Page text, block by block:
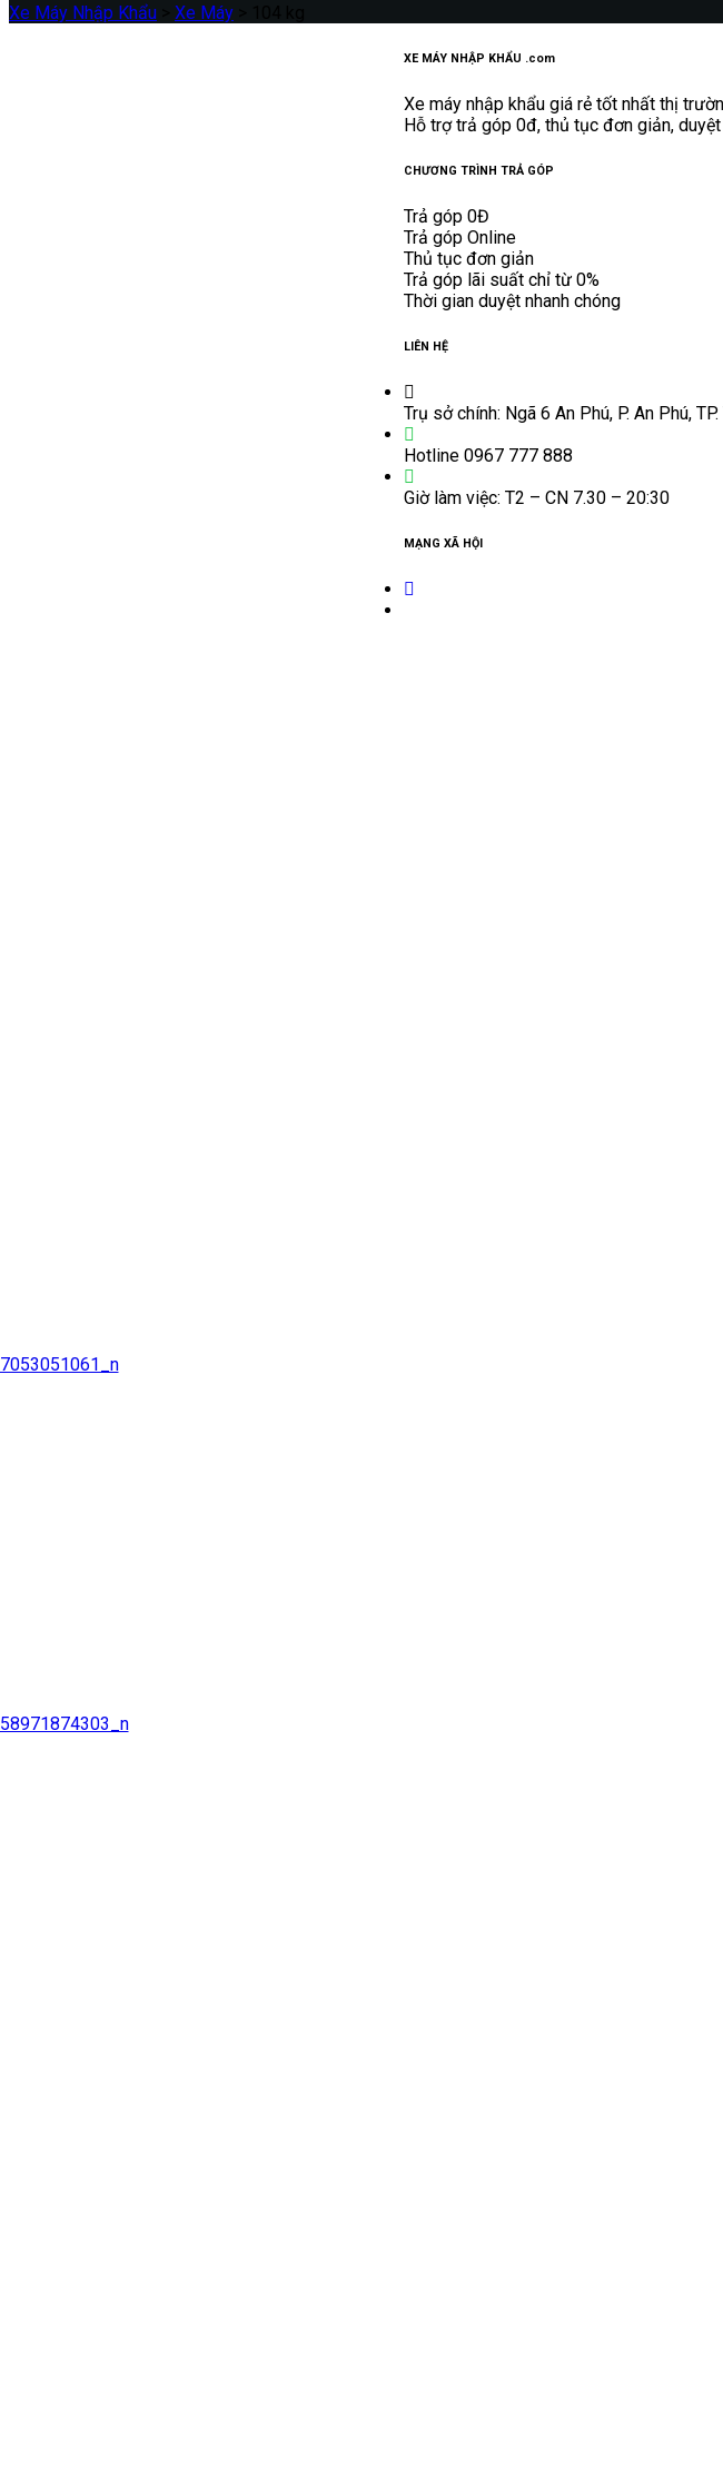
Xe Máy Nhập Khẩu Xe Máy
XE MÁY NHẬP KHẨU .com
Xe máy nhập khẩu giá rẻ tốt nhất thị
Hỗ trợ trả góp 0đ, thủ tục đơn giản, duyệt
CHƯƠNG TRÌNH TRẢ GÓP
Trả góp 0Đ
Trả góp Online
Thủ tục đơn giản
Trả góp lãi suất chỉ từ 0%
Thời gian duyệt nhanh chóng
LIÊN HỆ
Trụ sở chính: Ngã 6 An Phú, P. An Phú,
Hotline 0967 777 888
Giờ làm việc: T2 – CN 7.30 – 20:30
MẠNG XÃ HỘI